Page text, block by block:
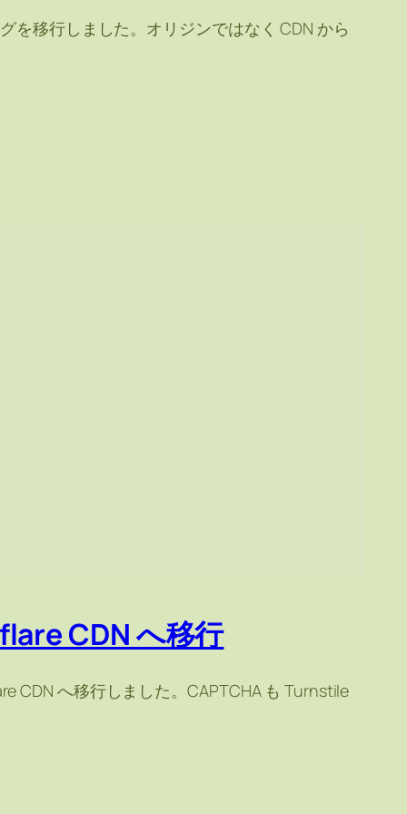
を移行しました。オリジンではなく CDN から
CDN へ移行
CDN へ移行しました。CAPTCHA も Turnstile